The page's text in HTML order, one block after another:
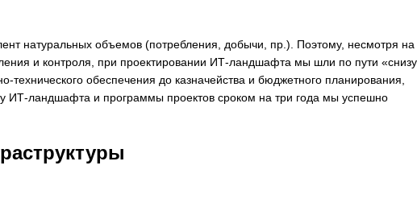
натуральных объемов (потребления, добычи, пр.). Поэтому, несмотря на
и контроля, при проектировании ИТ-ландшафта мы шли по пути «снизу
технического обеспечения до казначейства и бюджетного планирования,
ИТ-ландшафта и программы проектов сроком на три года мы успешно